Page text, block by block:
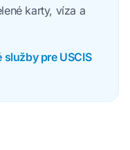
karty, víza a
pre USCIS